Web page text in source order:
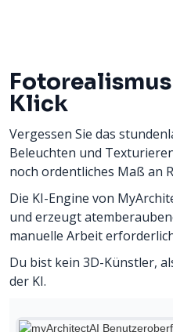
Klick
Vergessen Sie das
Beleuchten und
noch ordentliches Maß an
Die KI-Engine von
und erzeugt
manuelle Arbeit
Du bist kein 3D-Künstler,
der KI.